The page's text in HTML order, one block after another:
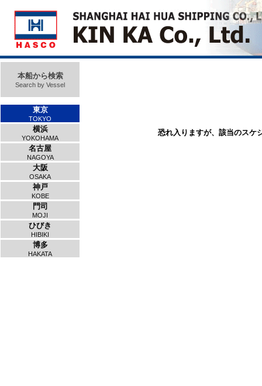
本船から検索
Search by Vessel
東京
TOKYO
横浜
YOKOHAMA
名古屋
NAGOYA
大阪
OSAKA
神戸
KOBE
門司
MOJI
ひびき
HIBIKI
博多
HAKATA
恐れ入りますが、該当のスケ